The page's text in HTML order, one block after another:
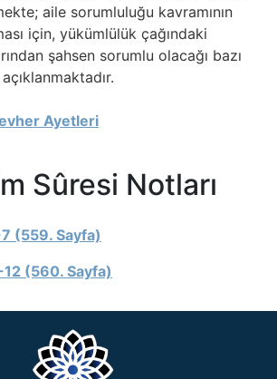
aile sorumluluğu kavramının
için, yükümlülük çağındaki
şahsen sorumlu olacağı bazı
Ayetleri
Sûresi Notları
(559. Sayfa)
(560. Sayfa)